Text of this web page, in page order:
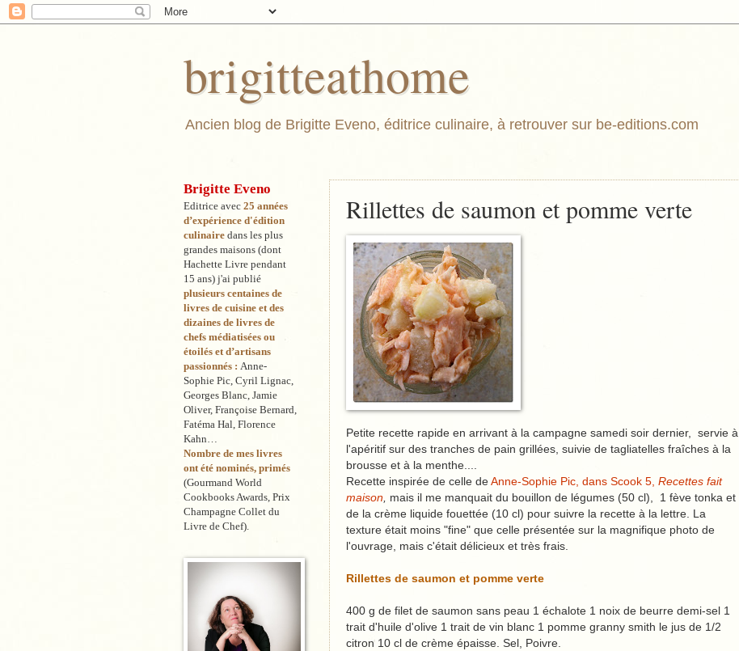
brigitteathome
Ancien blog de Brigitte Eveno, éditrice culinaire, à retrouver sur be-editions.com
Rillettes de saumon et pomme verte
Petite recette rapide en arrivant à la campagne samedi soir dernier, servie à
l'apéritif sur des tranches de pain grillées, suivie de tagliatelles fraîches à la
brousse et à la menthe....
Recette inspirée de celle de Anne-Sophie Pic, dans Scook 5, Recettes fait
maison, mais il me manquait du bouillon de légumes (50 cl), 1 fève tonka et
de la crème liquide fouettée (10 cl) pour suivre la recette à la lettre. La
texture était moins "fine" que celle présentée sur la magnifique photo de
l'ouvrage, mais c'était délicieux et très frais.
Rillettes de saumon et pomme verte
400 g de filet de saumon sans peau 1 échalote 1 noix de beurre demi-sel 1
trait d'huile d'olive 1 trait de vin blanc 1 pomme granny smith le jus de 1/2
citron 10 cl de crème épaisse. Sel, Poivre.
Brigitte Eveno
Editrice avec 25 années
d’expérience d'édition
culinaire dans les plus
grandes maisons (dont
Hachette Livre pendant
15 ans) j'ai publié
plusieurs centaines de
livres de cuisine et des
dizaines de livres de
chefs médiatisées ou
étoilés et d’artisans
passionnés : Anne-
Sophie Pic, Cyril Lignac,
Georges Blanc, Jamie
Oliver, Françoise Bernard,
Fatéma Hal, Florence
Kahn…
Nombre de mes livres
ont été nominés, primés
(Gourmand World
Cookbooks Awards, Prix
Champagne Collet du
Livre de Chef).